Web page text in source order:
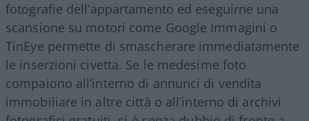
fotografie dell’appartamento ed eseguirne una
scansione su motori come Google Immagini o
TinEye permette di smascherare immediatamente
le inserzioni civetta. Se le medesime foto
compaiono all’interno di annunci di vendita
immobiliare in altre città o all’interno di archivi